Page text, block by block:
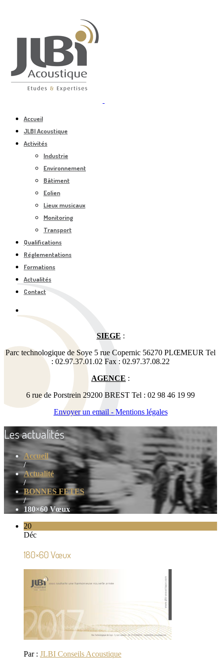
Accueil
JLBI Acoustique
Activités
Industrie
Environnement
Bâtiment
Eolien
Lieux musicaux
Monitoring
Transport
Qualifications
Réglementations
Formations
Actualités
Contact
SIEGE :
Parc technologique de Soye 5 rue Copernic 56270 PLŒMEUR Tel
: 02.97.37.01.02 Fax : 02.97.37.08.22
AGENCE :
6 rue de Porstrein 29200 BREST Tel : 02 98 46 19 99
Envoyer un email - Mentions légales
Les actualités
Accueil
/
Actualité
/
BONNES FETES
/
180×60 Vœux
20
Déc
180×60 Vœux
Par : JLBI Conseils Acoustique